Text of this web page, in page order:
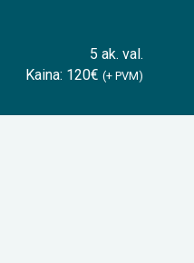
5 ak. val.
Kaina: 120€ (+ PVM)